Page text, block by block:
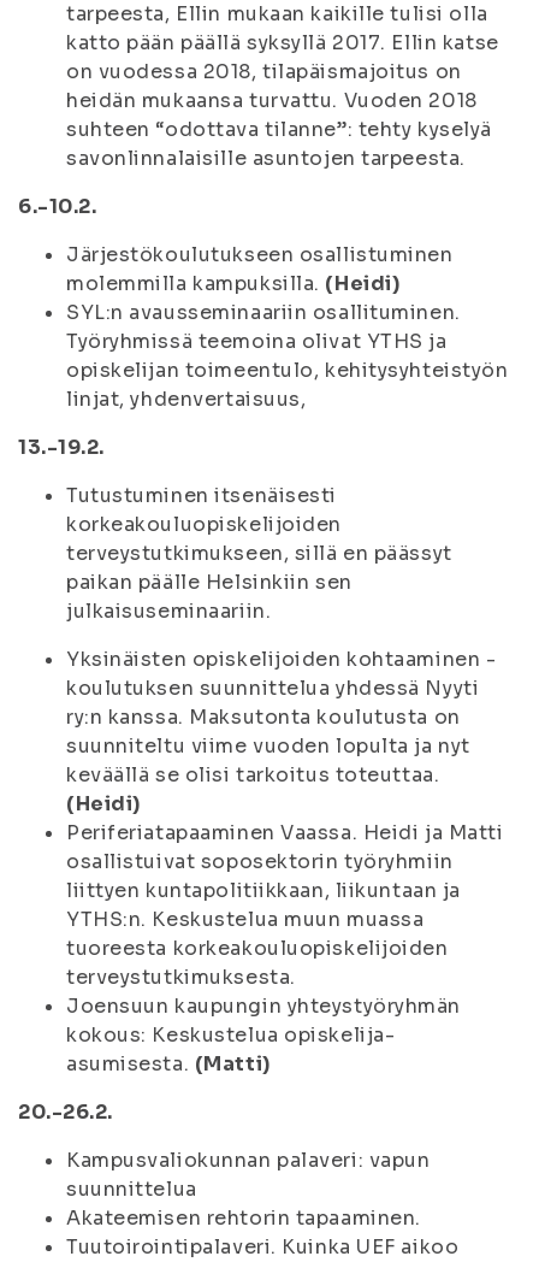
tarpeesta, Ellin mukaan kaikille tulisi olla
katto pään päällä syksyllä 2017. Ellin katse
on vuodessa 2018, tilapäismajoitus on
heidän mukaansa turvattu. Vuoden 2018
suhteen “odottava tilanne”: tehty kyselyä
savonlinnalaisille asuntojen tarpeesta.
6.-10.2.
Järjestökoulutukseen osallistuminen
molemmilla kampuksilla. (Heidi)
SYL:n avausseminaariin osallituminen.
Työryhmissä teemoina olivat YTHS ja
opiskelijan toimeentulo, kehitysyhteistyön
linjat, yhdenvertaisuus,
13.-19.2.
Tutustuminen itsenäisesti
korkeakouluopiskelijoiden
terveystutkimukseen, sillä en päässyt
paikan päälle Helsinkiin sen
julkaisuseminaariin.
Yksinäisten opiskelijoiden kohtaaminen -
koulutuksen suunnittelua yhdessä Nyyti
ry:n kanssa. Maksutonta koulutusta on
suunniteltu viime vuoden lopulta ja nyt
keväällä se olisi tarkoitus toteuttaa.
(Heidi)
Periferiatapaaminen Vaassa. Heidi ja Matti
osallistuivat soposektorin työryhmiin
liittyen kuntapolitiikkaan, liikuntaan ja
YTHS:n. Keskustelua muun muassa
tuoreesta korkeakouluopiskelijoiden
terveystutkimuksesta.
Joensuun kaupungin yhteystyöryhmän
kokous: Keskustelua opiskelija-
asumisesta. (Matti)
20.-26.2.
Kampusvaliokunnan palaveri: vapun
suunnittelua
Akateemisen rehtorin tapaaminen.
Tuutoirointipalaveri. Kuinka UEF aikoo